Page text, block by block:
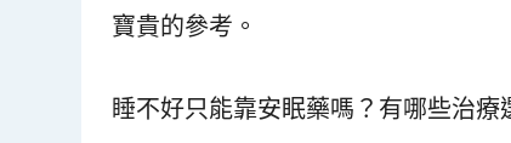
寶貴的參考。
睡不好只能靠安眠藥嗎？有哪些治療